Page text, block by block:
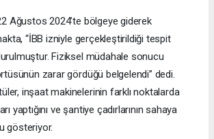
Ağustos 2024’te bölgeye giderek
“İBB izniyle gerçekleştirildiği tespit
Fiziksel müdahale sonucu
zarar gördüğü belgelendi” dedi.
inşaat makinelerinin farklı noktalarda
yaptığını ve şantiye çadırlarının sahaya
gösteriyor.